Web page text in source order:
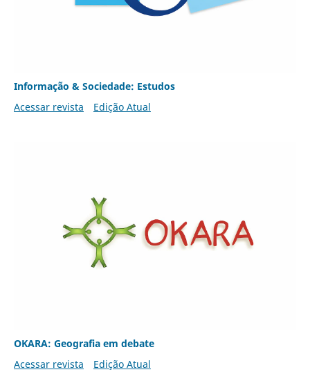
Informação & Sociedade: Estudos
Acessar revista
Edição Atual
OKARA: Geografia em debate
Acessar revista
Edição Atual